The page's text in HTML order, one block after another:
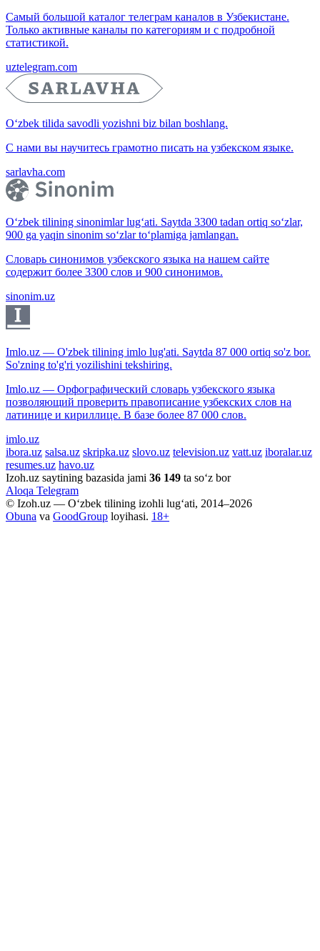
Самый большой каталог телеграм каналов в Узбекистане.
Только активные каналы по категориям и с подробной
статистикой.
uztelegram.com
O‘zbek tilida savodli yozishni biz bilan boshlang.
С нами вы научитесь грамотно писать на узбекском языке.
sarlavha.com
O‘zbek tilining sinonimlar lug‘ati. Saytda 3300 tadan ortiq so‘zlar,
900 ga yaqin sinonim so‘zlar to‘plamiga jamlangan.
Словарь синонимов узбекского языка на нашем сайте
содержит более 3300 слов и 900 синонимов.
sinonim.uz
Imlo.uz — O'zbek tilining imlo lug'ati. Saytda 87 000 ortiq so'z bor.
So'zning to'g'ri yozilishini tekshiring.
Imlo.uz — Орфографический словарь узбекского языка
позволяющий проверить правописание узбекских слов на
латинице и кириллице. В базе более 87 000 слов.
imlo.uz
ibora.uz salsa.uz skripka.uz slovo.uz television.uz vatt.uz iboralar.uz
resumes.uz havo.uz
Izoh.uz saytining bazasida jami 36 149 ta so‘z bor
Aloqa Telegram
© Izoh.uz — O‘zbek tilining izohli lug‘ati, 2014–2026
Obuna va GoodGroup loyihasi. 18+